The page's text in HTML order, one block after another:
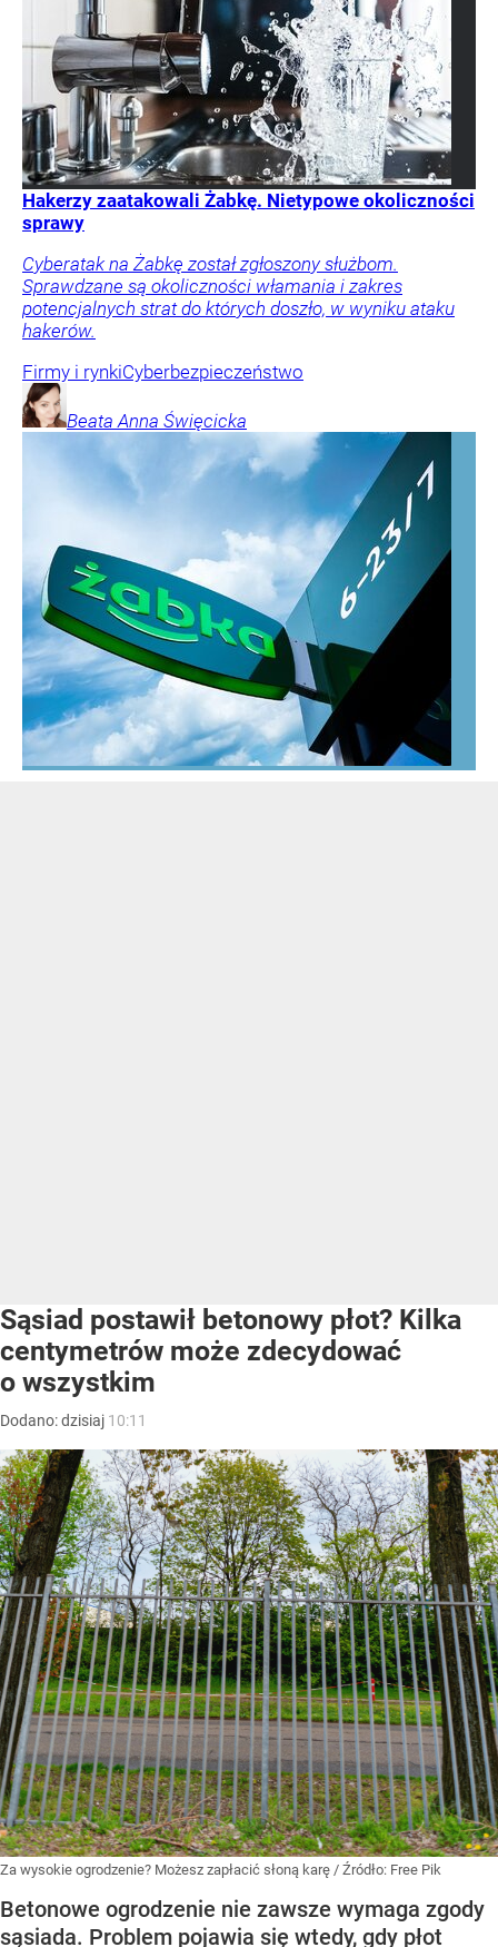
Hakerzy zaatakowali Żabkę. Nietypowe okoliczności
sprawy
Cyberatak na Żabkę został zgłoszony służbom.
Sprawdzane są okoliczności włamania i zakres
potencjalnych strat do których doszło, w wyniku ataku
hakerów.
Firmy i rynkiCyberbezpieczeństwo
Beata Anna Święcicka
Sąsiad postawił betonowy płot? Kilka
centymetrów może zdecydować
o wszystkim
Dodano:dzisiaj 10:11
Za wysokie ogrodzenie? Możesz zapłacić słoną karę / Źródło: Free Pik
Betonowe ogrodzenie nie zawsze wymaga zgody
sąsiada. Problem pojawia się wtedy, gdy płot